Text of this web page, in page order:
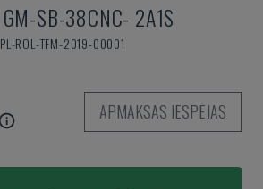
GM-SB-38CNC- 2A1S
PL-ROL-TFM-2019-00001
APMAKSAS IESPĒJAS